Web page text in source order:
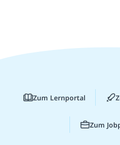
Zum Lernportal
Zum